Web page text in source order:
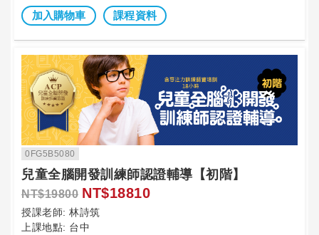
加入購物車 課程資料
0FG5B5080
兒童全腦開發訓練師認證輔導【初階】
NT$19800 NT$18810
授課老師: 林詩筑
上課地點: 台中